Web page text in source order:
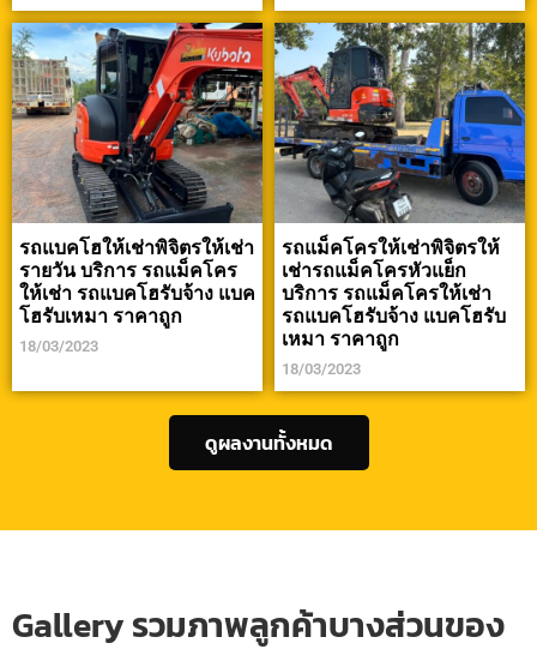
รถแบคโฮให้เช่าพิจิตรให้เช่า
รายวัน บริการ รถแม็คโคร
ให้เช่า รถแบคโฮรับจ้าง แบค
โฮรับเหมา ราคาถูก
18/03/2023
รถแม็คโครให้เช่าพิจิตรให้
เช่ารถแม็คโครหัวแย็ก
บริการ รถแม็คโครให้เช่า
รถแบคโฮรับจ้าง แบคโฮรับ
เหมา ราคาถูก
18/03/2023
ดูผลงานทั้งหมด
Gallery รวมภาพลูกค้าบางส่วนของ